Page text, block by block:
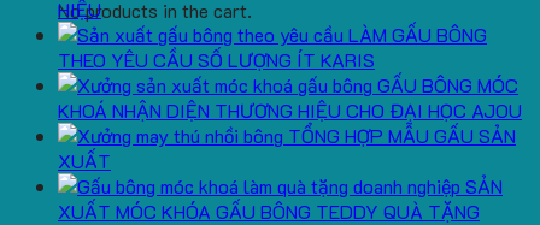
No products in the cart.
HIỆU
LÀM GẤU BÔNG
THEO YÊU CẦU SỐ LƯỢNG ÍT KARIS
GẤU BÔNG MÓC
KHOÁ NHẬN DIỆN THƯƠNG HIỆU CHO ĐẠI HỌC AJOU
TỔNG HỢP MẪU GẤU SẢN
XUẤT
SẢN
XUẤT MÓC KHÓA GẤU BÔNG TEDDY QUÀ TẶNG